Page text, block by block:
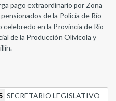
pago extraordinario por Zona
de la Policía de Río
en la Provincia de Río
de la Producción Olivícola y
SECRETARIO LEGISLATIVO